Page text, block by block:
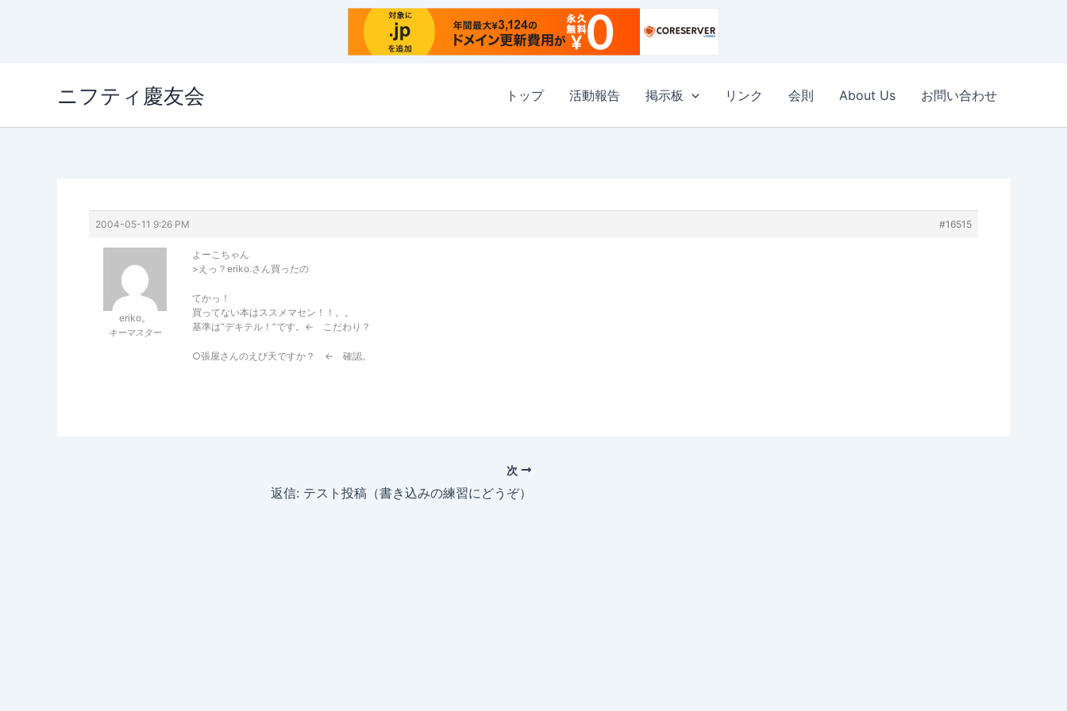
ニフティ慶友会 トップ 活動報告 掲示板 リンク 会則 About Us お問い合わせ
2004-05-11 9:26 PM #16515
eriko。
キーマスター
よーこちゃん
>えっ？eriko.さん買ったの
てかっ！
買ってない本はススメマセン！！。。
基準は“デキテル！”です。← こだわり？
○張屋さんのえび天ですか？ ← 確認。
次
返信: テスト投稿（書き込みの練習にどうぞ）